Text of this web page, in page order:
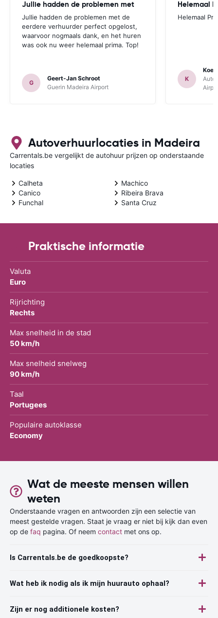
Jullie hadden de problemen met
Jullie hadden de problemen met de
eerdere verhuurder perfect opgelost,
waarvoor nogmaals dank, en het huren
was ook nu weer helemaal prima. Top!
G
Geert-Jan Schroot
Guerin Madeira Airport
Helemaal
Helemaal
K
Autoverhuurlocaties in Madeira
Carrentals.be vergelijkt de autohuur prijzen op onderstaande
locaties
Calheta
Canico
Funchal
Machico
Ribeira Brava
Santa Cruz
Praktische informatie
Valuta
Euro
Rijrichting
Rechts
Max snelheid in de stad
50 km/h
Max snelheid snelweg
90 km/h
Taal
Portugees
Populaire autoklasse
Economy
Wat de meeste mensen willen
weten
Onderstaande vragen en antwoorden zijn een selectie van
meest gestelde vragen. Staat je vraag er niet bij kijk dan even
op de faq pagina. Of neem contact met ons op.
Is Carrentals.be de goedkoopste?
Wat heb ik nodig als ik mijn huurauto ophaal?
Zijn er nog additionele kosten?